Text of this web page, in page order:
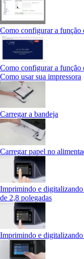
Como configurar a função
Como configurar a
Como usar sua impressora
Carregar a bandeja
Carregar papel no
Imprimindo e digitalizando
de 2,8 polegadas
Imprimindo e